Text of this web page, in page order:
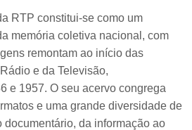
RTP constitui-se como um
memória coletiva nacional, com
remontam ao início das
e da Televisão,
e 1957. O seu acervo congrega
e uma grande diversidade de
documentário, da informação ao